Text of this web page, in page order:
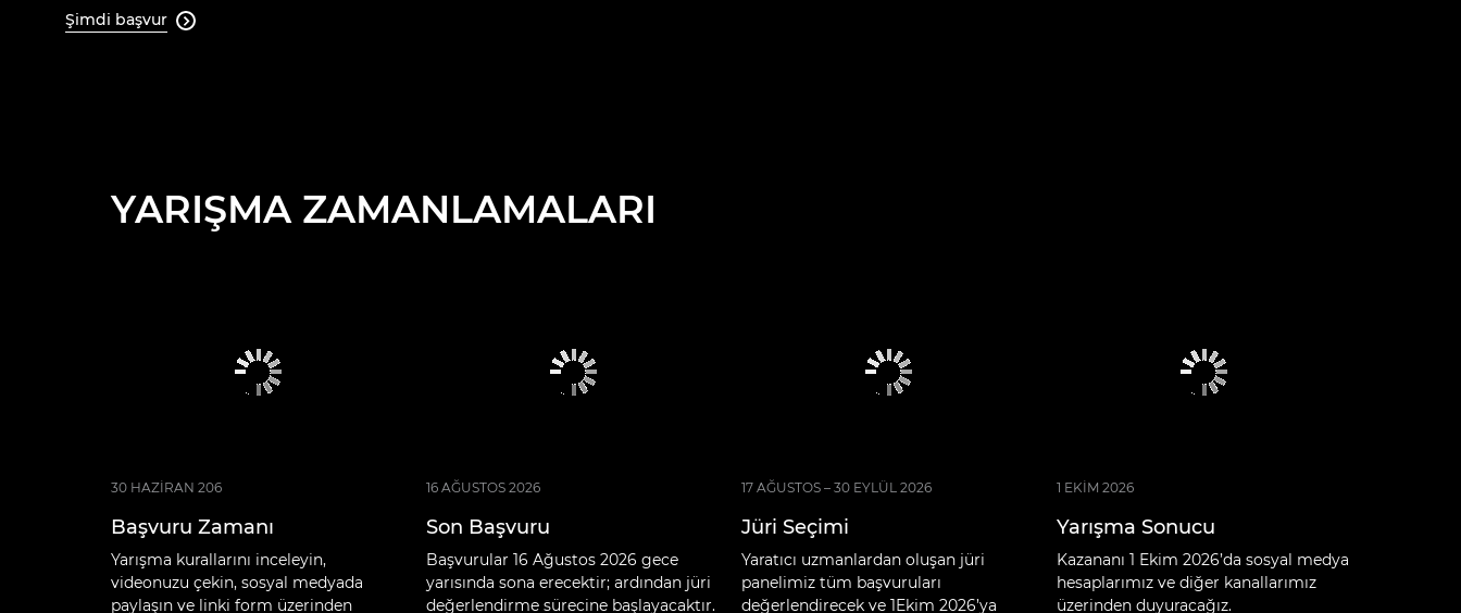
Şimdi başvur 
YARIŞMA ZAMANLAMALARI
30 HAZİRAN 206
Başvuru Zamanı
Yarışma kurallarını inceleyin,
videonuzu çekin, sosyal medyada
paylaşın ve linki form üzerinden
16 AĞUSTOS 2026
Son Başvuru
Başvurular 16 Ağustos 2026 gece
yarısında sona erecektir; ardından jüri
değerlendirme sürecine başlayacaktır.
17 AĞUSTOS – 30 EYLÜL 2026
Jüri Seçimi
Yaratıcı uzmanlardan oluşan jüri
panelimiz tüm başvuruları
değerlendirecek ve 1Ekim 2026’ya
1 EKİM 2026
Yarışma Sonucu
Kazananı 1 Ekim 2026’da sosyal medya
hesaplarımız ve diğer kanallarımız
üzerinden duyuracağız.